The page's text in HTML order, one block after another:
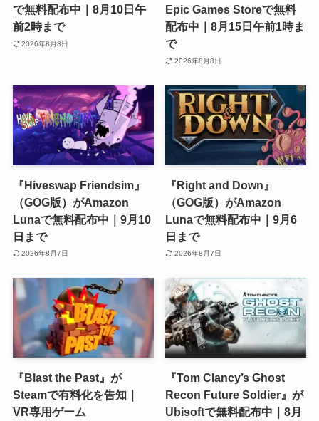
で無料配布中｜8月10日午
前2時まで
2026年8月8日
Epic Games Storeで無料
配布中｜8月15日午前1時ま
で
2026年8月8日
『Hiveswap Friendsim』
（GOG版）がAmazon
Lunaで無料配布中｜9月10
日まで
2026年8月7日
『Right and Down』
（GOG版）がAmazon
Lunaで無料配布中｜9月6
日まで
2026年8月7日
『Blast the Past』が
Steamで有料化を告知｜
VR専用ゲーム
『Tom Clancy’s Ghost
Recon Future Soldier』が
Ubisoftで無料配布中｜8月